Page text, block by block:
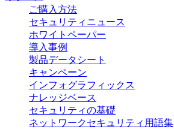
ご購入方法
セキュリティニュース
ホワイトペーパー
導入事例
製品データシート
キャンペーン
インフォグラフィックス
ナレッジベース
セキュリティの基礎
ネットワークセキュリティ用語集